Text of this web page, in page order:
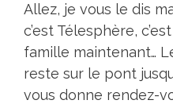
Allez, je vous le dis
c’est Télesphère,
famille maintenant…
reste sur le pont
vous donne rendez-